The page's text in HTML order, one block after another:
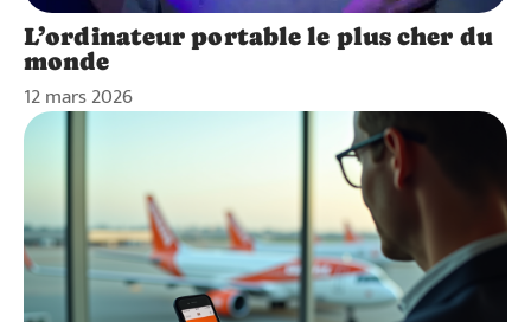
L’ordinateur portable le plus cher du
monde
12 mars 2026